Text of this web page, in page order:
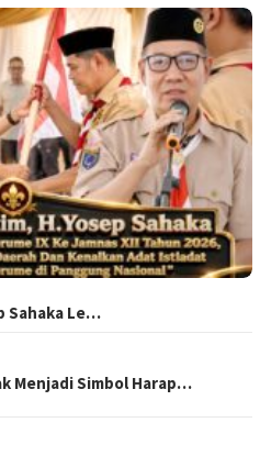
Sahaka Le…
Menjadi Simbol Harap…